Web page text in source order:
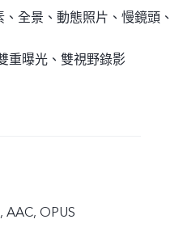
全景、動態照片、慢鏡頭、
重曝光、雙視野錄影
AAC, OPUS